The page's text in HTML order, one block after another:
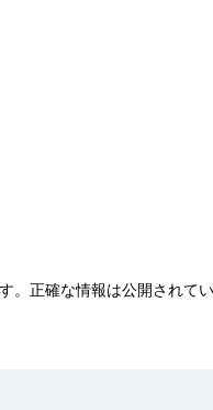
正確な情報は公開されてい